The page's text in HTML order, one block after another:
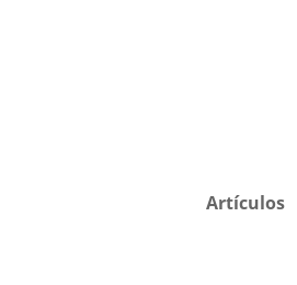
Artículos